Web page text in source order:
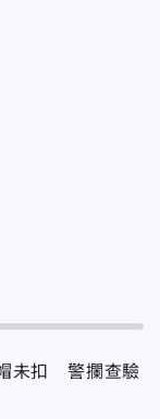
未扣 警攔查驗